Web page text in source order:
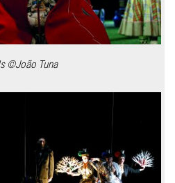
©João Tuna